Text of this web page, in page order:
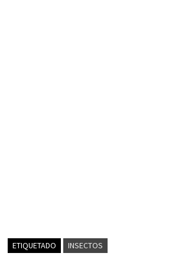
ETIQUETADO INSECTOS